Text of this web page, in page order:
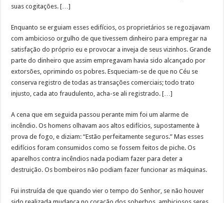
suas cogitações. […]
Enquanto se erguiam esses edifícios, os proprietários se regozijavam
com ambicioso orgulho de que tivessem dinheiro para empregar na
satisfação do próprio eu e provocar a inveja de seus vizinhos. Grande
parte do dinheiro que assim empregavam havia sido alcançado por
extorsões, oprimindo os pobres. Esqueciam-se de que no Céu se
conserva registro de todas as transações comerciais; todo trato
injusto, cada ato fraudulento, acha-se ali registrado. […]
A cena que em seguida passou perante mim foi um alarme de
incêndio. Os homens olhavam aos altos edifícios, supostamente à
prova de fogo, e diziam: “Estão perfeitamente seguros.” Mas esses
edifícios foram consumidos como se fossem feitos de piche. Os
aparelhos contra incêndios nada podiam fazer para deter a
destruição. Os bombeiros não podiam fazer funcionar as máquinas.
Fui instruída de que quando vier o tempo do Senhor, se não houver